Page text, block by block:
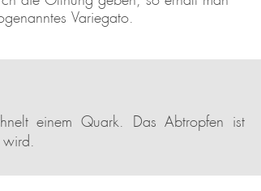
Variegato.
einem Quark. Das Abtropfen ist
wird.